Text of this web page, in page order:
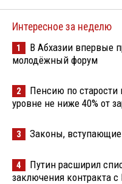
Интересное за неделю
1
В Абхазии впервые
молодёжный форум
2
Пенсию по старости
уровне не ниже 40% от
3 Законы, вступающие
4
Путин расширил
заключения контракта